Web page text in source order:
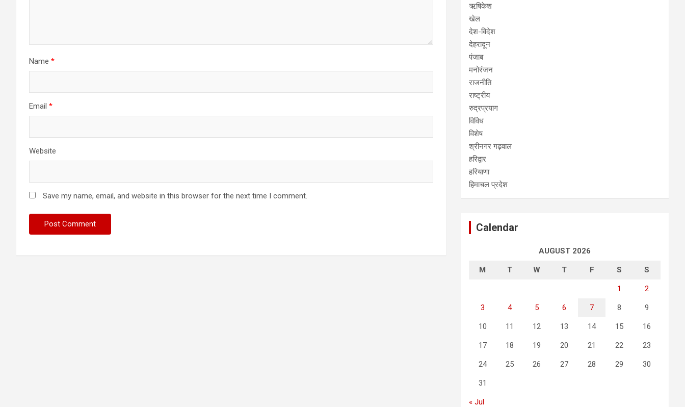
Name *
Email *
Website
Save my name, email, and website in this browser for the next time I comment.
ऋषिकेश
खेल
देश-विदेश
देहरादून
पंजाब
मनोरंजन
राजनीति
राष्ट्रीय
रुद्रप्रयाग
विविध
विशेष
श्रीनगर गढ़वाल
हरिद्वार
हरियाणा
हिमाचल प्रदेश
Calendar
AUGUST 2026
M T W T F S S
1 2
3 4 5 6 7 8 9
10 11 12 13 14 15 16
17 18 19 20 21 22 23
24 25 26 27 28 29 30
31
« Jul